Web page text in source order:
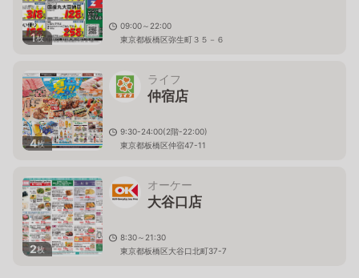
1枚
09:00～22:00
東京都板橋区弥生町３５－６
4枚
ライフ
仲宿店
9:30-24:00(2階-22:00)
東京都板橋区仲宿47-11
2枚
オーケー
大谷口店
8:30～21:30
東京都板橋区大谷口北町37-7